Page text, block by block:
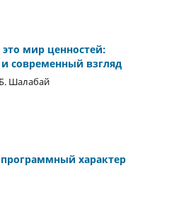
мир ценностей:
современный взгляд
Шалабай
характер